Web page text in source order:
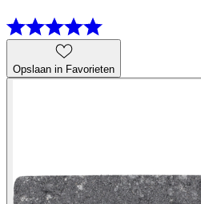
Opslaan in Favorieten